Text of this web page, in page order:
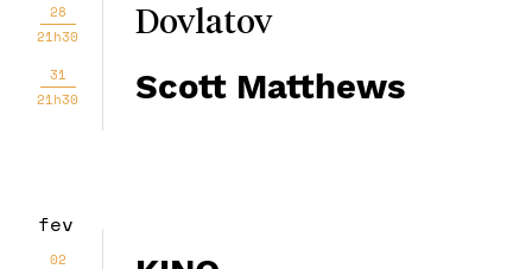
28
21h30
Dovlatov
31
21h30
Scott Matthews
fev
02